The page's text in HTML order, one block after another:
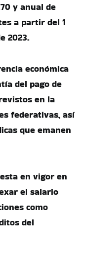
y anual de
a partir del 1
2023.
económica
del pago de
en la
federativas, así
que emanen
en vigor en
el salario
como
del